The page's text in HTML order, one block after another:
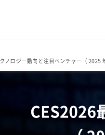
ノロジー動向と注目ベンチャー（ 2025
CES2026